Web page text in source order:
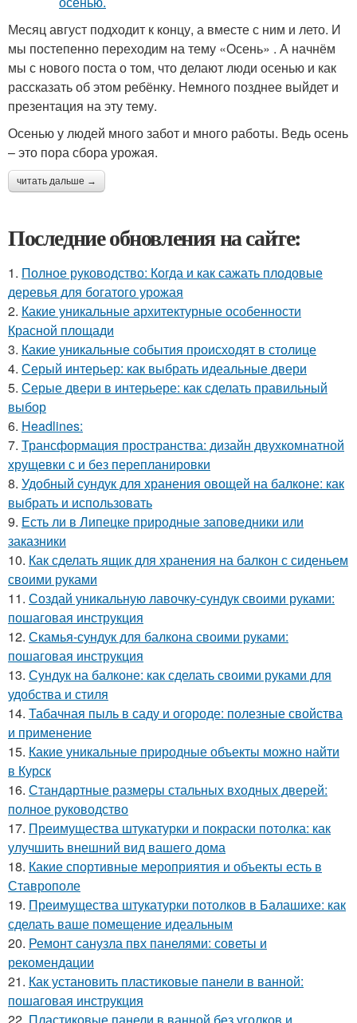
Месяц август подходит к концу, а вместе с ним и лето. И
мы постепенно переходим на тему «Осень» . А начнём
мы с нового поста о том, что делают люди осенью и как
рассказать об этом ребёнку. Немного позднее выйдет и
презентация на эту тему.
Осенью у людей много забот и много работы. Ведь осень
– это пора сбора урожая.
читать дальше →
Последние обновления на сайте:
1. Полное руководство: Когда и как сажать плодовые
деревья для богатого урожая
2. Какие уникальные архитектурные особенности
Красной площади
3. Какие уникальные события происходят в столице
4. Серый интерьер: как выбрать идеальные двери
5. Серые двери в интерьере: как сделать правильный
выбор
6. Headlines:
7. Трансформация пространства: дизайн двухкомнатной
хрущевки с и без перепланировки
8. Удобный сундук для хранения овощей на балконе: как
выбрать и использовать
9. Есть ли в Липецке природные заповедники или
заказники
10. Как сделать ящик для хранения на балкон с сиденьем
своими руками
11. Создай уникальную лавочку-сундук своими руками:
пошаговая инструкция
12. Скамья-сундук для балкона своими руками:
пошаговая инструкция
13. Сундук на балконе: как сделать своими руками для
удобства и стиля
14. Табачная пыль в саду и огороде: полезные свойства
и применение
15. Какие уникальные природные объекты можно найти
в Курск
16. Стандартные размеры стальных входных дверей:
полное руководство
17. Преимущества штукатурки и покраски потолка: как
улучшить внешний вид вашего дома
18. Какие спортивные мероприятия и объекты есть в
Ставрополе
19. Преимущества штукатурки потолков в Балашихе: как
сделать ваше помещение идеальным
20. Ремонт санузла пвх панелями: советы и
рекомендации
21. Как установить пластиковые панели в ванной:
пошаговая инструкция